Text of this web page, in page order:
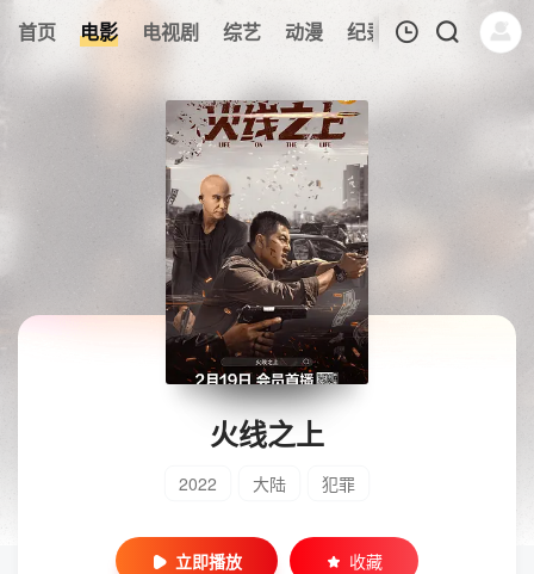
首页 电影 电视剧 综艺 动漫 纪录片 午夜剧场
我的观影记录
暂无观看影片的记录
火线之上
2022 大陆 犯罪
立即播放 收藏